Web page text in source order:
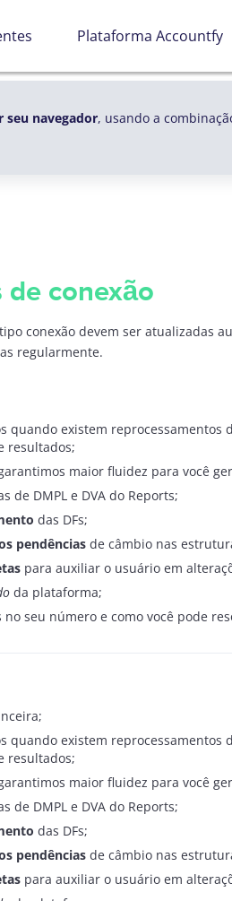
Plataforma Accountfy
seu navegador, usando a
de conexão
conexão devem ser atualizadas
regularmente.
quando existem
resultados;
maior fluidez para você
de DMPL e DVA do Reports;
das DFs;
pendências de câmbio nas
para auxiliar o usuário em
da plataforma;
seu número e como você pode
quando existem
resultados;
maior fluidez para você
de DMPL e DVA do Reports;
das DFs;
pendências de câmbio nas
para auxiliar o usuário em